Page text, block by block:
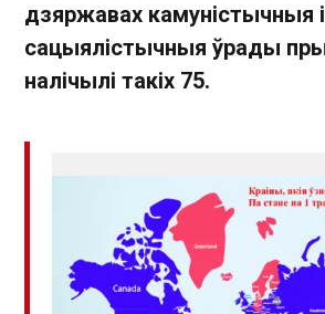
дзяржавах камуністычныя і
сацыялістычныя ўрады
налічылі такіх 75.